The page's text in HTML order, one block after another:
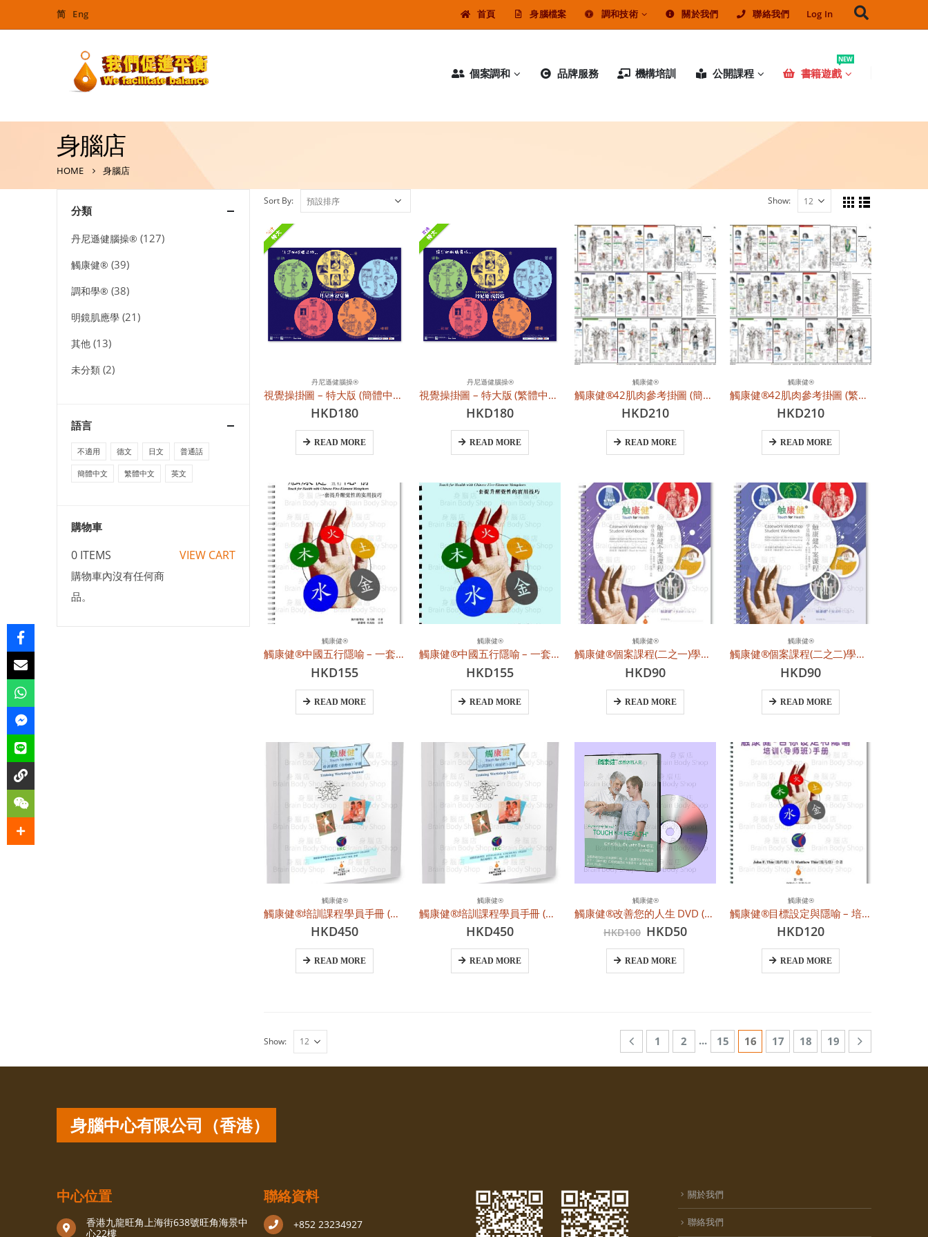
简 Eng 首頁 身腦檔案 調和技術 關於我們 聯絡我們 Log In
個案調和 品牌服務 機構培訓 公開課程 書籍遊戲
NEW
身腦店
HOME 身腦店
Sort By: Show:
丹尼遜健腦操®
視覺操掛圖 – 特大版 (簡體中文)
HKD180
READ MORE
丹尼遜健腦操®
視覺操掛圖 – 特大版 (繁體中文)
HKD180
READ MORE
觸康健®
觸康健®42肌肉參考掛圖 (簡體中文版)
HKD210
READ MORE
觸康健®
觸康健®42肌肉參考掛圖 (繁體中文版)
HKD210
READ MORE
觸康健®
觸康健®中國五行隱喻 – 一套提升醒覺性的實用技巧手冊 (簡體中文)
HKD155
READ MORE
觸康健®
觸康健®中國五行隱喻 – 一套提升醒覺性的實用技巧手冊 (繁體中文)
HKD155
READ MORE
觸康健®
觸康健®個案課程(二之一)學員練習本 (簡體中文)
HKD90
READ MORE
觸康健®
觸康健®個案課程(二之二)學員練習本 (簡體中文)
HKD90
READ MORE
觸康健®
觸康健®培訓課程學員手冊 (簡體中文)
HKD450
READ MORE
觸康健®
觸康健®培訓課程學員手冊 (繁體中文)
HKD450
READ MORE
觸康健®
觸康健®改善您的人生 DVD (英文原聲、中文繁、簡字幕)
HKD100 原
價
格：
HKD50目
READ MORE
觸康健®
觸康健®目標設定與隱喻 – 培訓(導師班)手冊 (簡體中文)
HKD120
READ MORE
Show: 1 2 ... 15 16 17 18 19
分類
丹尼遜健腦操® (127)
觸康健® (39)
調和學® (38)
明鏡肌應學 (21)
其他 (13)
未分類 (2)
語言
不適用 德文 日文 普通話
簡體中文 繁體中文 英文
購物車
0 ITEMS VIEW CART
購物車內沒有任何商
品。
身腦中心有限公司（香港）
中心位置
香港九龍旺角上海街638號旺角海景中
心22樓
聯絡資料
+852 23234927
關於我們
聯絡我們